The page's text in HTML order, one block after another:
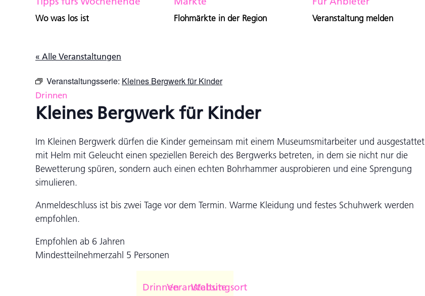
Wo was los ist Flohmärkte in der Region Veranstaltung melden
« Alle Veranstaltungen
Veranstaltungsserie: Kleines Bergwerk für Kinder
Drinnen
Kleines Bergwerk für Kinder
Im Kleinen Bergwerk dürfen die Kinder gemeinsam mit einem Museumsmitarbeiter und ausgestattet
mit Helm mit Geleucht einen speziellen Bereich des Bergwerks betreten, in dem sie nicht nur die
Bewetterung spüren, sondern auch einen echten Bohrhammer ausprobieren und eine Sprengung
simulieren.
Anmeldeschluss ist bis zwei Tage vor dem Termin. Warme Kleidung und festes Schuhwerk werden
empfohlen.
Empfohlen ab 6 Jahren
Mindestteilnehmerzahl 5 Personen
DrinnenVeranstaltungsort
Website